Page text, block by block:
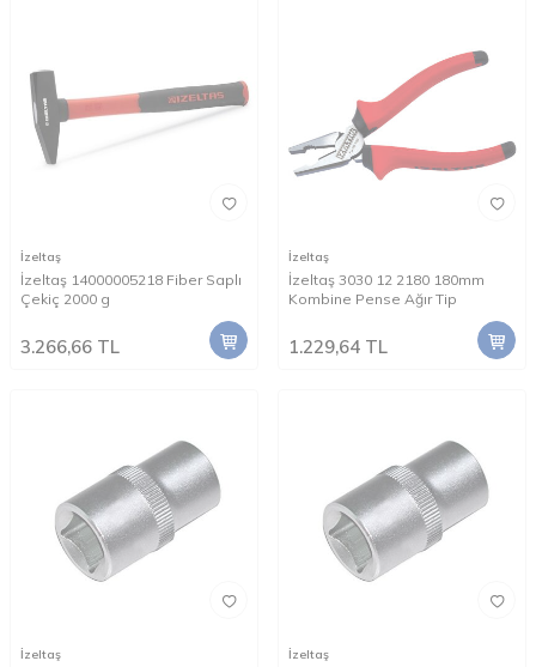
İzeltaş
İzeltaş 14000005218 Fiber Saplı
Çekiç 2000 g
3.266,66 TL
İzeltaş
İzeltaş 3030 12 2180 180mm
Kombine Pense Ağır Tip
1.229,64 TL
İzeltaş İzeltaş